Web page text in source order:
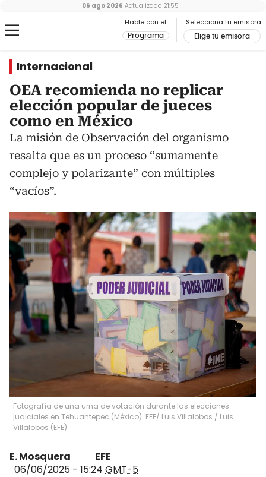
Hable con el
Programa
Selecciona tu emisora
Elige tu emisora
06 ago 2026 Actualizado 21:55
Internacional
OEA recomienda no replicar
elección popular de jueces
como en México
La misión de Observación del organismo
resalta que es un proceso “sumamente
complejo y polarizante” con múltiples
“vacíos”.
Fotografía de una urna de votación durante las elecciones
judiciales en Tehuantepec (México). EFE/ Luis Villalobos / Luis
Villalobos (EFE)
E. Mosquera
EFE
06/06/2025 - 15:24 GMT-5